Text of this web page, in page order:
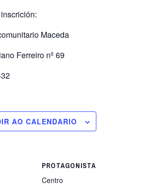
Maceda
Ferreiro nº 69
AO CALENDARIO
PROTAGONISTA
Centro